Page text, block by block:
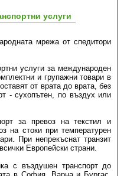
услуги
мрежа от спедитори
услуги за международен
и групажни товари в
от врата до врата, без
- сухопътен, по въздух или
за превоз на текстил и
на стоки при температурен
При непрекъснат транзит
Европейски страни.
с въздушен транспорт до